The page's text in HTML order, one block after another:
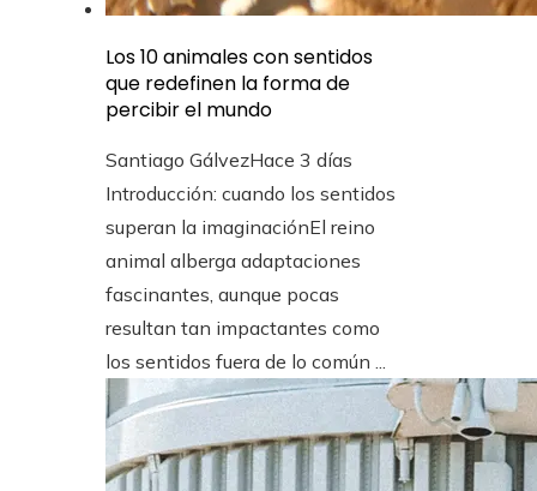
Los 10 animales con sentidos
que redefinen la forma de
percibir el mundo
Santiago GálvezHace 3 días
Introducción: cuando los sentidos
superan la imaginaciónEl reino
animal alberga adaptaciones
fascinantes, aunque pocas
resultan tan impactantes como
los sentidos fuera de lo común ...